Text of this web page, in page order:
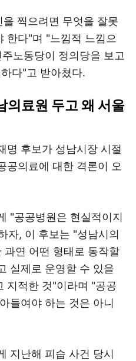
찍으려면 무엇을 잘못
한다"며 "느낌적 느낌으
노동당이 정의당을 보고
다"고 받아쳤다.
의료원 두고 왜 서울
명 후보가 성남시장 시절
공의료에 대한 격론이 오
"공공병원은 현실적이지
자, 이 후보는 "성남시의
과연 어떤 형태로 동작할
실제로 운영할 수 있을
지적한 것"이라며 "공공
들여야 하는 것은 아니
지난해 피습 사건 당시